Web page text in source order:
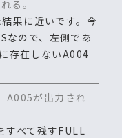
る。
果に近いです。今
なので、左側であ
存在しないA004
A005が出力され
べて残すFULL